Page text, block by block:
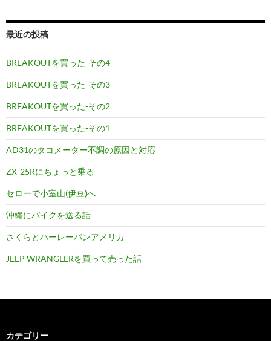
最近の投稿
BREAKOUTを買った-その4
BREAKOUTを買った-その3
BREAKOUTを買った-その2
BREAKOUTを買った-その1
AD31のタコメーター不調の原因と対応
ZX-25Rにちょっと乗る
セローで小室山(伊豆)へ
沖縄にバイクを送る話
さくらとハーレーパンアメリカ
JEEP WRANGLERを買って売った話
カテゴリー